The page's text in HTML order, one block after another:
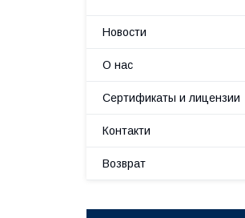
Новости
О нас
Сертификаты и лицензии
Контакти
Возврат